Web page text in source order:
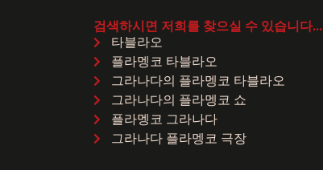
검색하시면 저희를 찾으실 수 있습니다...
타블라오
플라멩코 타블라오
그라나다의 플라멩코 타블라오
그라나다의 플라멩코 쇼
플라멩코 그라나다
그라나다 플라멩코 극장